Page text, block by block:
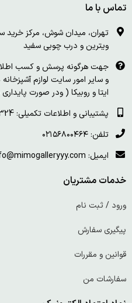
تماس با ما
ویترین و درب چوبی سفید
جهت هرگونه پرسش و کسب
و سایر امور سایت لوازم
ایتا و روبیکا ( ودر صورت
پشتیبانی و اطلاعات تکمیلی: 09386346324
تلفن: ۰۲۱۵۶۸۰۰۴۶۴
ایمیل: info@mimogalleryyy.com
خدمات مشتریان
ورود / ثبت نام
پیگیری سفارش
قوانین و مقررات
سفارشات من